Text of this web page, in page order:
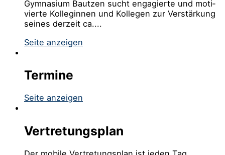
Gym­na­si­um Baut­zen sucht enga­gier­te und moti­
vier­te Kol­le­gin­nen und Kol­le­gen zur Ver­stär­kung
sei­nes der­zeit ca....
Seite anzeigen
Termine
Seite anzeigen
Vertretungsplan